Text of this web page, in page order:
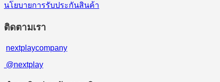
นโยบายการรับประกันสินค้า
ติดตามเรา
nextplaycompany
@nextplay